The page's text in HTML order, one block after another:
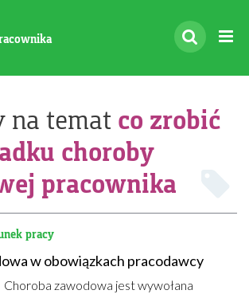
na temat co zrobić
choroby
pracownika
pracy
w obowiązkach pracodawcy
Choroba zawodowa jest wywołana